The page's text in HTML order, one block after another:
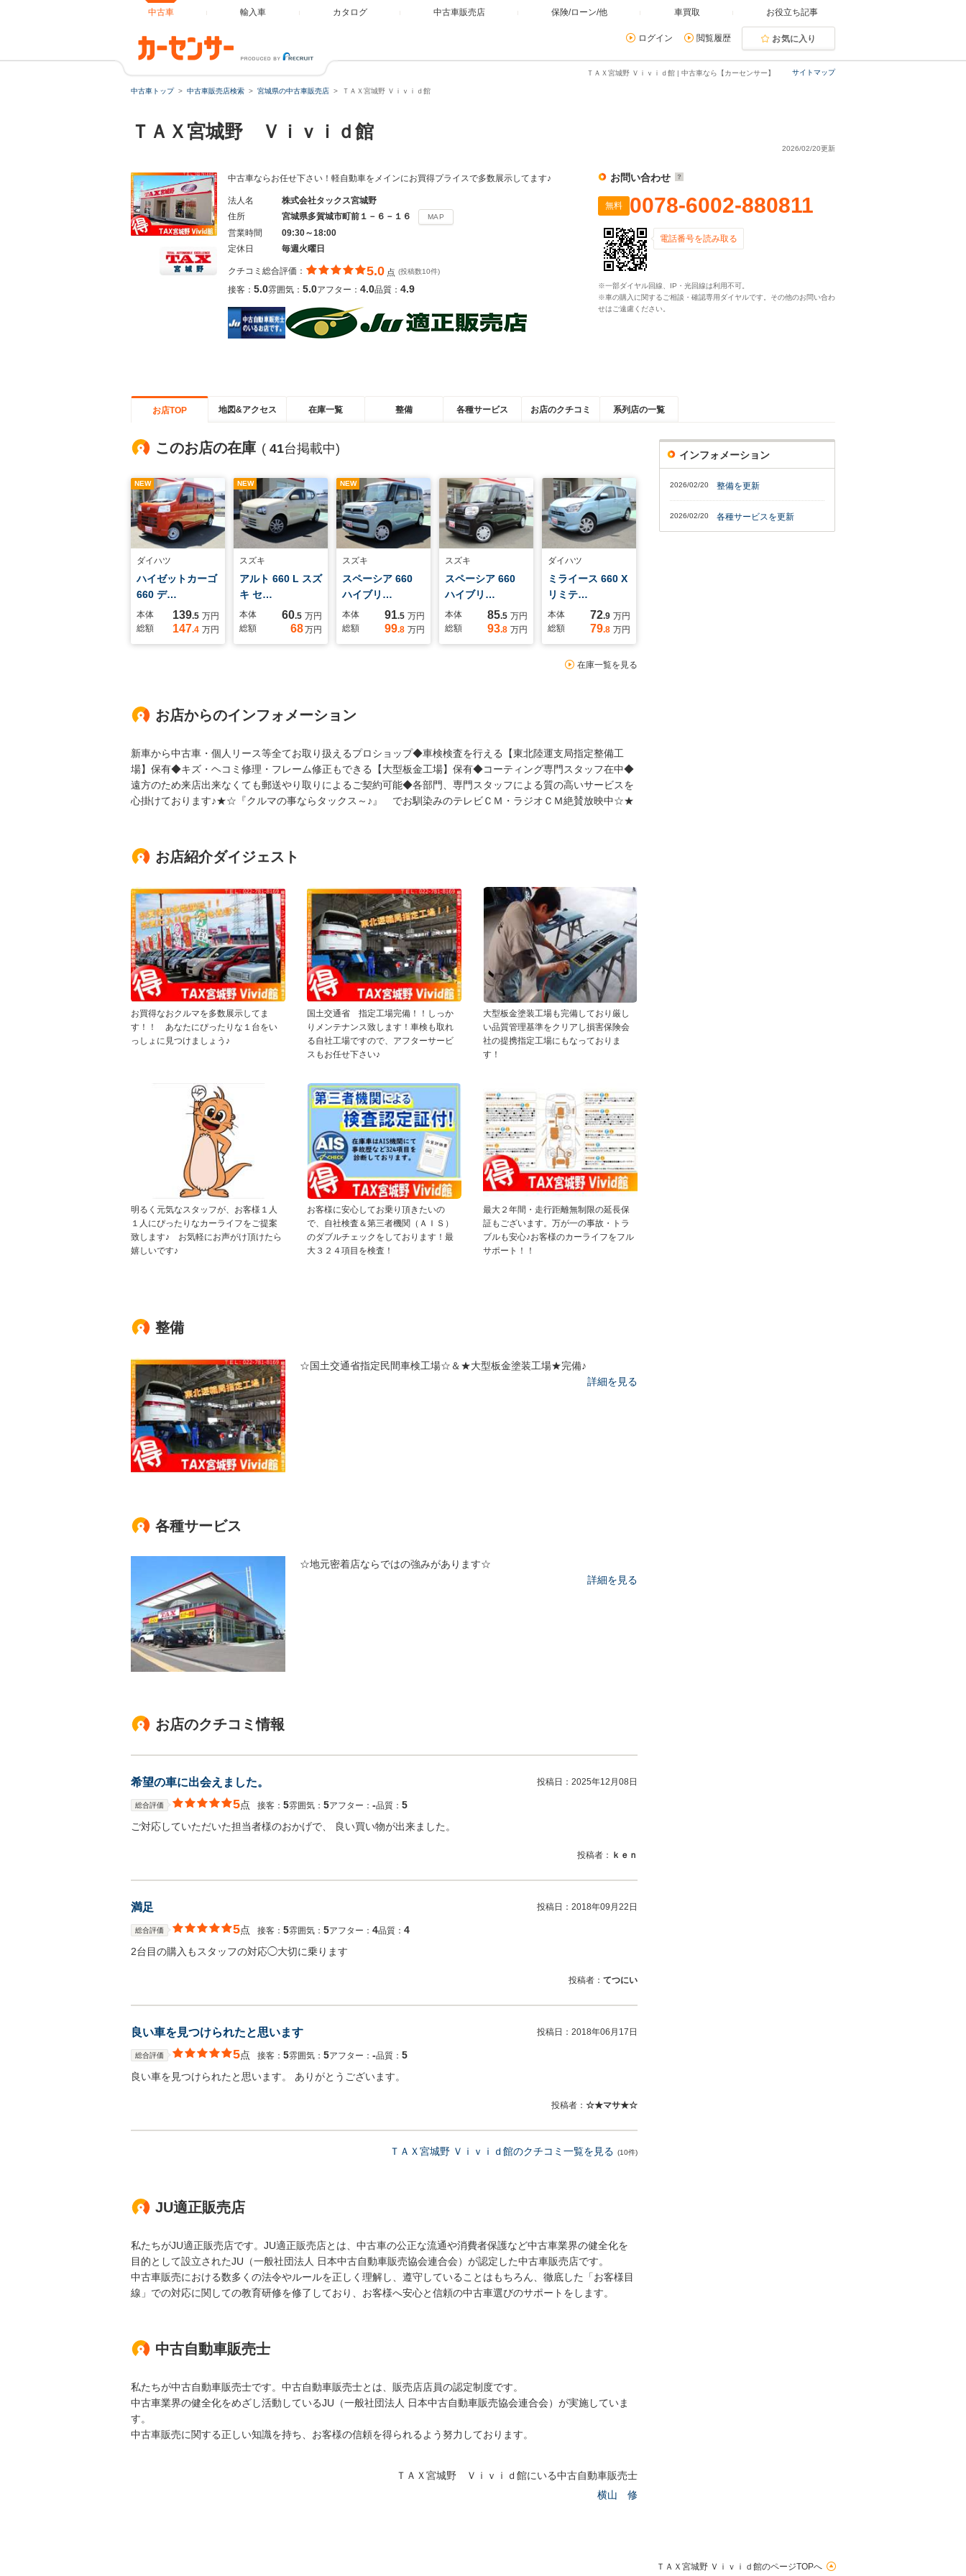
中古車 輸入車 カタログ 中古車販売店 保険/ローン/他 車買取 お役立ち記事
ログイン 閲覧履歴 お気に入り
サイトマップ
ＴＡＸ宮城野 Ｖｉｖｉｄ館 | 中古車なら【カーセンサー】
中古車トップ 中古車販売店検索 宮城県の中古車販売店 ＴＡＸ宮城野 Ｖｉｖｉｄ館
ＴＡＸ宮城野 Ｖｉｖｉｄ館
2026/02/20更新
中古車ならお任せ下さい！軽自動車をメインにお買得プライスで多数展示してます♪
法人名
株式会社タックス宮城野
住所
宮城県多賀城市町前１－６－１６ MAP
営業時間
09:30～18:00
定休日
毎週火曜日
クチコミ総合評価： 5.0 点 (投稿数10件)
接客： 5.0雰囲気： 5.0アフター： 4.0品質： 4.9
お問い合わせ
無料 0078-6002-880811
電話番号を読み取る
※一部ダイヤル回線、IP・光回線は利用不可。
※車の購入に関するご相談・確認専用ダイヤルです。その他のお問い合わ
せはご遠慮ください。
お店TOP 地図&アクセス 在庫一覧 整備 各種サービス お店のクチコミ 系列店の一覧
このお店の在庫 ( 41台掲載中)
NEW
ダイハツ
ハイゼットカーゴ
660 デ…
本体 139.5 万円
総額
147.4 万円
NEW
スズキ
アルト 660 L スズ
キ セ…
本体 60.5 万円
総額
68万円
NEW
スズキ
スペーシア 660
ハイブリ…
本体 91.5 万円
総額
99.8 万円
スズキ
スペーシア 660
ハイブリ…
本体 85.5 万円
総額
93.8 万円
ダイハツ
ミライース 660 X
リミテ…
本体 72.9 万円
総額
79.8 万円
在庫一覧を見る
お店からのインフォメーション
新車から中古車・個人リース等全てお取り扱えるプロショップ◆車検検査を行える【東北陸運支局指定整備工
場】保有◆キズ・ヘコミ修理・フレーム修正もできる【大型板金工場】保有◆コーティング専門スタッフ在中◆
遠方のため来店出来なくても郵送やり取りによるご契約可能◆各部門、専門スタッフによる質の高いサービスを
心掛けております♪★☆『クルマの事ならタックス～♪』 でお馴染みのテレビＣＭ・ラジオＣＭ絶賛放映中☆★
お店紹介ダイジェスト
お買得なおクルマを多数展示してま
す！！ あなたにぴったりな１台をい
っしょに見つけましょう♪
国土交通省 指定工場完備！！しっか
りメンテナンス致します！車検も取れ
る自社工場ですので、アフターサービ
スもお任せ下さい♪
大型板金塗装工場も完備しており厳し
い品質管理基準をクリアし損害保険会
社の提携指定工場にもなっておりま
す！
明るく元気なスタッフが、お客様１人
１人にぴったりなカーライフをご提案
致します♪ お気軽にお声がけ頂けたら
嬉しいです♪
お客様に安心してお乗り頂きたいの
で、自社検査＆第三者機関（ＡＩＳ）
のダブルチェックをしております！最
大３２４項目を検査！
最大２年間・走行距離無制限の延長保
証もございます。万が一の事故・トラ
ブルも安心♪お客様のカーライフをフル
サポート！！
整備
☆国土交通省指定民間車検工場☆＆★大型板金塗装工場★完備♪
詳細を見る
各種サービス
☆地元密着店ならではの強みがあります☆
詳細を見る
お店のクチコミ情報
希望の車に出会えました。 投稿日： 2025年12月08日
総合評価 5点 接客： 5雰囲気： 5アフター： ‐品質： 5
ご対応していただいた担当者様のおかげで、 良い買い物が出来ました。
投稿者： ｋｅｎ
満足 投稿日： 2018年09月22日
総合評価 5点 接客： 5雰囲気： 5アフター： 4品質： 4
2台目の購入もスタッフの対応◯大切に乗ります
投稿者： てつにい
良い車を見つけられたと思います 投稿日： 2018年06月17日
総合評価 5点 接客： 5雰囲気： 5アフター： ‐品質： 5
良い車を見つけられたと思います。 ありがとうございます。
投稿者： ☆★マサ★☆
ＴＡＸ宮城野 Ｖｉｖｉｄ館のクチコミ一覧を見る (10件)
JU適正販売店
私たちがJU適正販売店です。JU適正販売店とは、中古車の公正な流通や消費者保護など中古車業界の健全化を
目的として設立されたJU（一般社団法人 日本中古自動車販売協会連合会）が認定した中古車販売店です。
中古車販売における数多くの法令やルールを正しく理解し、遵守していることはもちろん、徹底した「お客様目
線」での対応に関しての教育研修を修了しており、お客様へ安心と信頼の中古車選びのサポートをします。
中古自動車販売士
私たちが中古自動車販売士です。中古自動車販売士とは、販売店店員の認定制度です。
中古車業界の健全化をめざし活動しているJU（一般社団法人 日本中古自動車販売協会連合会）が実施していま
す。
中古車販売に関する正しい知識を持ち、お客様の信頼を得られるよう努力しております。
ＴＡＸ宮城野 Ｖｉｖｉｄ館にいる中古自動車販売士
横山 修
インフォメーション
2026/02/20 整備を更新
2026/02/20 各種サービスを更新
ＴＡＸ宮城野 Ｖｉｖｉｄ館のページTOPへ